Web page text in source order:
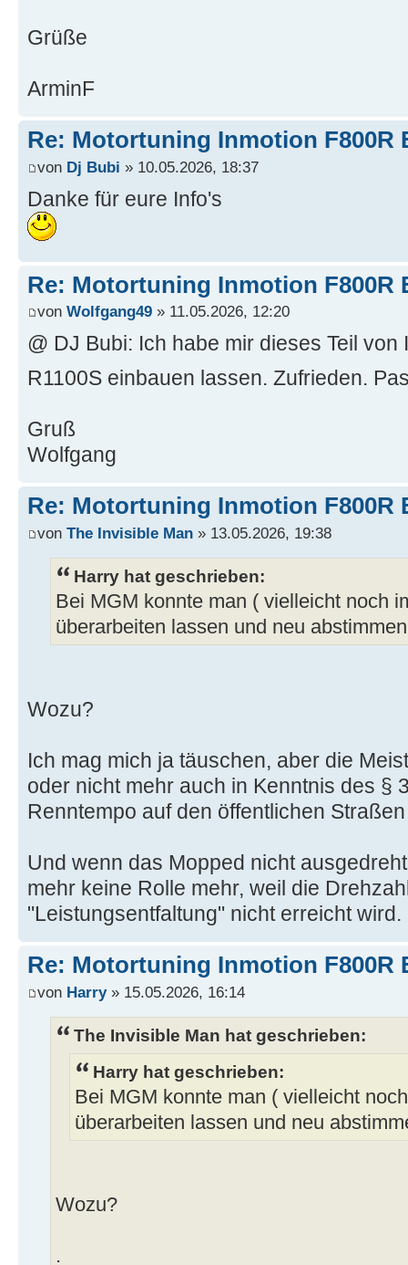
Grüße
ArminF
Re: Motortuning Inmotion F800R
von Dj Bubi » 10.05.2026, 18:37
Danke für eure Info's
Re: Motortuning Inmotion F800R
von Wolfgang49 » 11.05.2026, 12:20
@ DJ Bubi: Ich habe mir dieses Teil von
R1100S einbauen lassen. Zufrieden.
Gruß
Wolfgang
Re: Motortuning Inmotion F800R
von The Invisible Man » 13.05.2026, 19:38
Harry hat geschrieben:
Bei MGM konnte man ( vielleicht noch
überarbeiten lassen und neu
Wozu?
Ich mag mich ja täuschen, aber die
oder nicht mehr auch in Kenntnis des §
Renntempo auf den öffentlichen
Und wenn das Mopped nicht
mehr keine Rolle mehr, weil die
"Leistungsentfaltung" nicht erreicht wird.
Re: Motortuning Inmotion F800R
von Harry» 15.05.2026, 16:14
The Invisible Man hat geschrieben:
Harry hat geschrieben:
Bei MGM konnte man ( vielleicht
überarbeiten lassen und neu
Wozu?
.